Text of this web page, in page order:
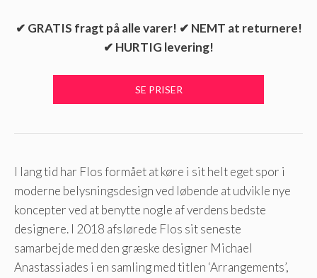
✔ GRATIS fragt på alle varer! ✔ NEMT at returnere!
✔ HURTIG levering!
I lang tid har Flos formået at køre i sit helt eget spor i
moderne belysningsdesign ved løbende at udvikle nye
koncepter ved at benytte nogle af verdens bedste
designere. I 2018 afslørede Flos sit seneste
samarbejde med den græske designer Michael
Anastassiades i en samling med titlen ‘Arrangements’,